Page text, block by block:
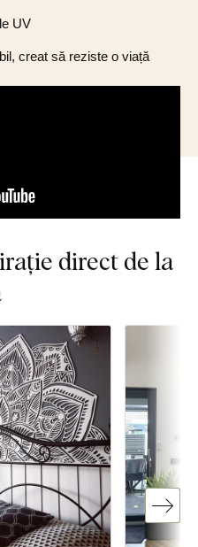
UV
creat să reziste o viață
direct de la